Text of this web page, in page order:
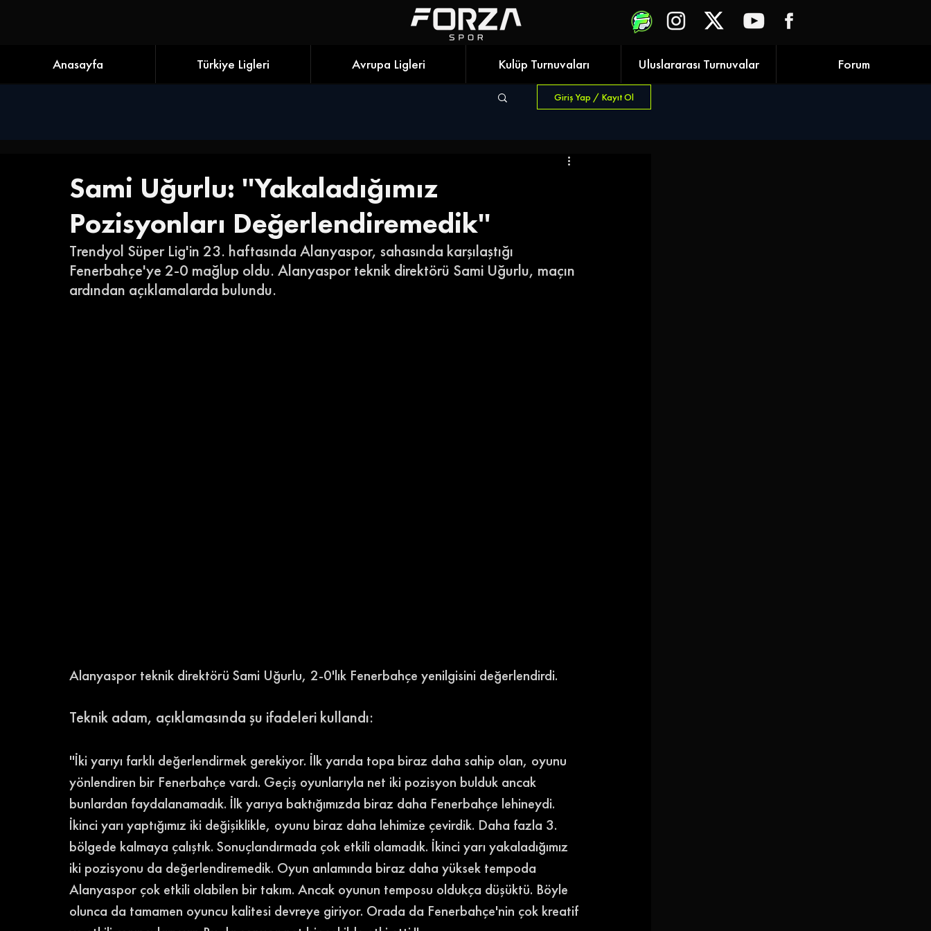
Anasayfa Türkiye Ligleri Avrupa Ligleri Kulüp Turnuvaları Uluslararası Turnuvalar Forum
Giriş Yap / Kayıt Ol
Sami Uğurlu: ''Yakaladığımız
Pozisyonları Değerlendiremedik''
Trendyol Süper Lig'in 23. haftasında Alanyaspor, sahasında karşılaştığı
Fenerbahçe'ye 2-0 mağlup oldu. Alanyaspor teknik direktörü Sami Uğurlu, maçın
ardından açıklamalarda bulundu.
Alanyaspor teknik direktörü Sami Uğurlu, 2-0'lık Fenerbahçe yenilgisini değerlendirdi.
Teknik adam, açıklamasında şu ifadeleri kullandı:
''İki yarıyı farklı değerlendirmek gerekiyor. İlk yarıda topa biraz daha sahip olan, oyunu
yönlendiren bir Fenerbahçe vardı. Geçiş oyunlarıyla net iki pozisyon bulduk ancak
bunlardan faydalanamadık. İlk yarıya baktığımızda biraz daha Fenerbahçe lehineydi.
İkinci yarı yaptığımız iki değişiklikle, oyunu biraz daha lehimize çevirdik. Daha fazla 3.
bölgede kalmaya çalıştık. Sonuçlandırmada çok etkili olamadık. İkinci yarı yakaladığımız
iki pozisyonu da değerlendiremedik. Oyun anlamında biraz daha yüksek tempoda
Alanyaspor çok etkili olabilen bir takım. Ancak oyunun temposu oldukça düşüktü. Böyle
olunca da tamamen oyuncu kalitesi devreye giriyor. Orada da Fenerbahçe'nin çok kreatif